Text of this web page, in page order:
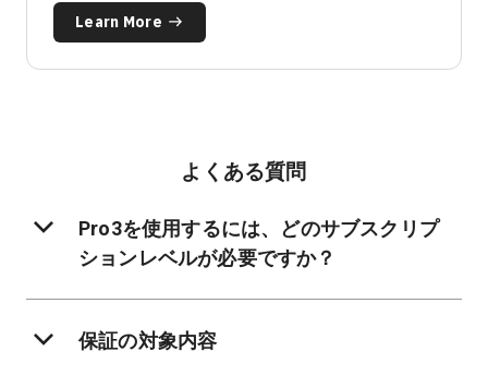
Learn More
よくある質問
Pro3を使用するには、どのサブスクリプ
ションレベルが必要ですか？
保証の対象内容